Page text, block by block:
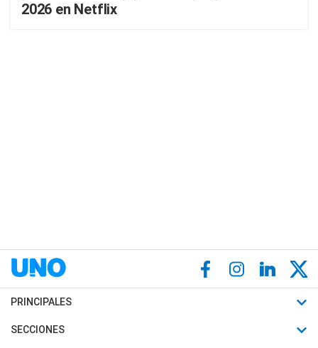
2026 en Netflix
PRINCIPALES
Últimas Noticias
SECCIONES